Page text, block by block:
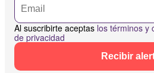
Al suscribirte aceptas los términos y
de privacidad
Recibir